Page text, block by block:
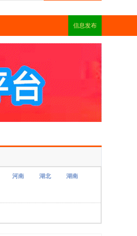
信息发布
河南 湖北 湖南